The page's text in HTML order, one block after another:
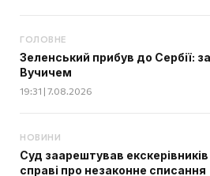
ГОЛОВНЕ
Зеленський прибув до Сербії:
Вучичем
19:31 | 7.08.2026
НОВИНИ
Суд заарештував
справі про незаконне списання